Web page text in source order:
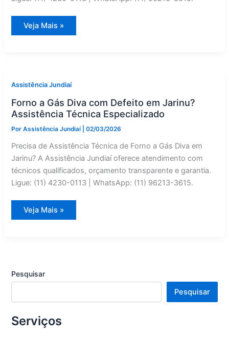
Diva
Refrigerador:
Assistência
Jundiaí
Veja Mais »
Assistência Jundiaí
Forno a Gás Diva com Defeito em Jarinu?
Assistência Técnica Especializado
PorAssistência Jundiaí |02/03/2026
Precisa de Assistência Técnica de Forno a Gás Diva em
Jarinu? A Assistência Jundiaí oferece atendimento com
técnicos qualificados, orçamento transparente e garantia.
Ligue: (11) 4230-0113 | WhatsApp: (11) 96213-3615.
Forno
Técnica
Especializado
Veja Mais »
Pesquisar
Pesquisar
Serviços